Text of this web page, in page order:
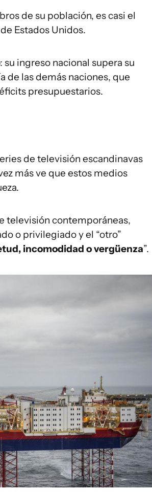
de su población, es casi el
Estados Unidos.
ingreso nacional supera su
de las demás naciones, que
presupuestarios.
de televisión escandinavas
más ve que estos medios
televisión contemporáneas,
o privilegiado y el “otro”
incomodidad o vergüenza”.